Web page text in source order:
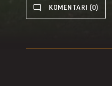
KOMENTARI (0)